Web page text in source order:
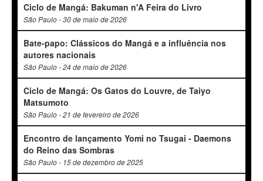
Ciclo de Mangá: Bakuman n'A Feira do Livro
São Paulo - 30 de maio de 2026
Bate-papo: Clássicos do Mangá e a influência nos
autores nacionais
São Paulo - 24 de maio de 2026
Ciclo de Mangá: Os Gatos do Louvre, de Taiyo
Matsumoto
São Paulo - 21 de fevereiro de 2026
Encontro de lançamento Yomi no Tsugai - Daemons
do Reino das Sombras
São Paulo - 15 de dezembro de 2025